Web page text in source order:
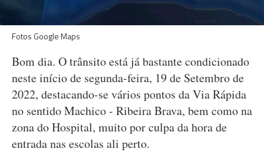
Fotos Google Maps
Bom dia. O trânsito está já bastante condicionado
neste início de segunda-feira, 19 de Setembro de
2022, destacando-se vários pontos da Via Rápida
no sentido Machico - Ribeira Brava, bem como na
zona do Hospital, muito por culpa da hora de
entrada nas escolas ali perto.